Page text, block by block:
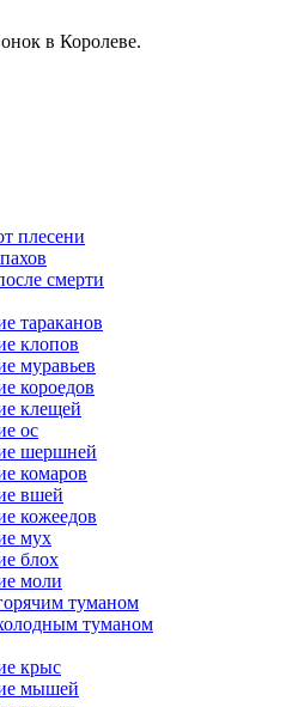
в Королеве.
плесени
смерти
тараканов
клопов
муравьев
короедов
клещей
ос
шершней
комаров
вшей
кожеедов
мух
блох
моли
туманом
туманом
крыс
мышей